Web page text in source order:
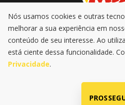
AO VIVO PROMOÇÕES
Política de Privacidade|LGPD|
direitos
Nós usamos cookies e outras
melhorar a sua experiência em
conteúdo de seu interesse. Ao
está ciente dessa funcionalidade.
Privacidade.